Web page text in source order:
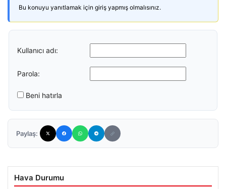
Bu konuyu yanıtlamak için giriş yapmış olmalısınız.
Kullanıcı adı:
Parola:
Beni hatırla
Paylaş:
Hava Durumu